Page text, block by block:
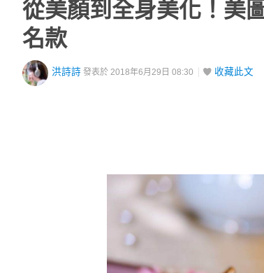
從美顏到全身美化！美
名款
洪詩詩 發表於 2018年6月29日 08:30 收藏此文